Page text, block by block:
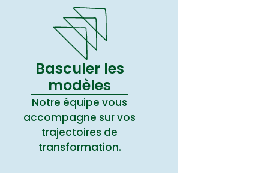
Basculer les
modèles
Notre équipe vous
accompagne sur vos
trajectoires de
transformation.